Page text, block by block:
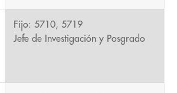
Fijo: 5710, 5719
Jefe de Investigación y Posgrado